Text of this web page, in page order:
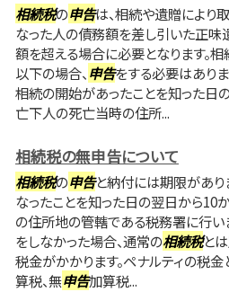
相続税の申告は、相続や遺贈により
なった人の債務額を差し引いた正
額を超える場合に必要となります。
以下の場合、 申告をする必要はありま
相続の開始があったことを知った日
亡下人の死亡当時の住所...
相続税の無申告について
相続税の申告と納付には期限があり
なったことを知った日の翌日から10
の住所地の管轄である税務署に行い
をしなかった場合、通常の相続税と
税金がかかります。ペナルティの税金
算税、無申告加算税...